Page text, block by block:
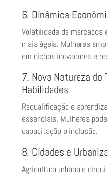
6. Dinâmica
Volatilidade de mercados
mais ágeis. Mulheres
em nichos inovadores e
7. Nova Natureza do
Habilidades
Requalificação e
essenciais. Mulheres
capacitação e inclusão.
8. Cidades e
Agricultura urbana e